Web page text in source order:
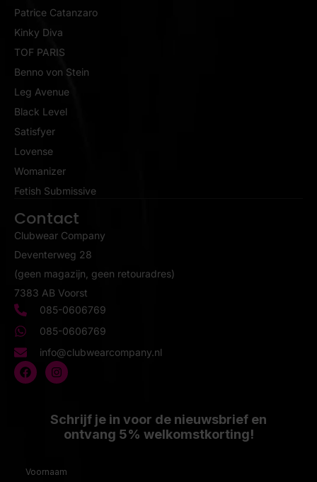
Patrice Catanzaro
Kinky Diva
TOF PARIS
Benno von Stein
Leg Avenue
Black Level
Satisfyer
Lovense
Womanizer
Fetish Submissive
Contact
Clubwear Company
Deventerweg 28
(geen magazijn, geen retouradres)
7383 AB Voorst
085-0606769
085-0606769
info@clubwearcompany.nl